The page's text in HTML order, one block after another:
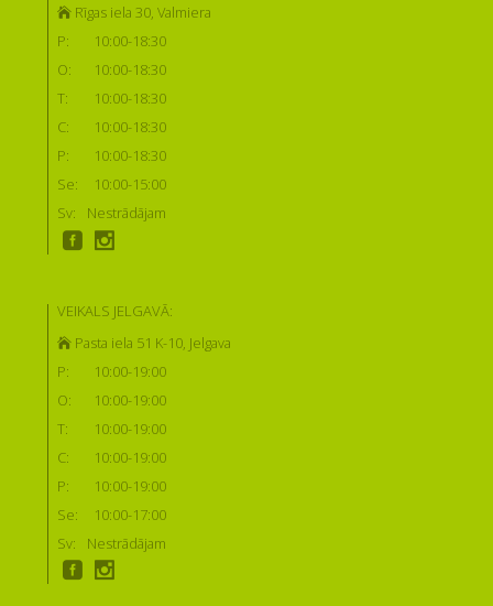
Rīgas iela 30, Valmiera
P:
10:00-18:30
O:
10:00-18:30
T:
10:00-18:30
C:
10:00-18:30
P:
10:00-18:30
Se:
10:00-15:00
Sv:
Nestrādājam
VEIKALS JELGAVĀ:
Pasta iela 51 K-10, Jelgava
P:
10:00-19:00
O:
10:00-19:00
T:
10:00-19:00
C:
10:00-19:00
P:
10:00-19:00
Se:
10:00-17:00
Sv:
Nestrādājam